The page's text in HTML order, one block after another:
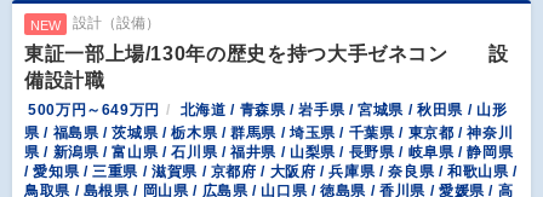
NEW 設計（設備）
東証一部上場/130年の歴史を持つ大手ゼネコン 設
備設計職
500万円～649万円
北海道 / 青森県 / 岩手県 / 宮城県 / 秋田県 / 山形
県 / 福島県 / 茨城県 / 栃木県 / 群馬県 / 埼玉県 / 千葉県 / 東京都 / 神奈川
県 / 新潟県 / 富山県 / 石川県 / 福井県 / 山梨県 / 長野県 / 岐阜県 / 静岡県
/ 愛知県 / 三重県 / 滋賀県 / 京都府 / 大阪府 / 兵庫県 / 奈良県 / 和歌山県 /
鳥取県 / 島根県 / 岡山県 / 広島県 / 山口県 / 徳島県 / 香川県 / 愛媛県 / 高